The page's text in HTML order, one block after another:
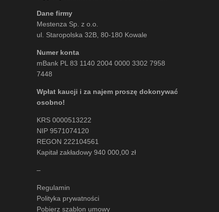
Dane firmy
Mestenza Sp. z o.o.
ul. Staropolska 32B, 80-180 Kowale
Numer konta
mBank PL 83 1140 2004 0000 3302 7958
7448
Wpłat kaucji i za najem proszę dokonywać
osobno!
KRS 0000513222
NIP 9571074120
REGON 222104561
Kapitał zakładowy 940 000,00 zł
–
Regulamin
Polityka prywatności
Pobierz szablon umowy